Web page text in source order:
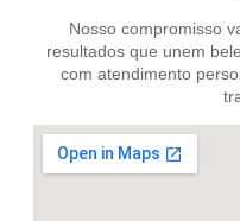
Nosso compromisso
resultados que unem
com atendimento